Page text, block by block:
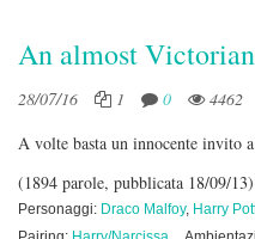
An almost
28/07/16 1 0 4462
A volte basta un innocente invito
(1894 parole, pubblicata 18/09/13)
Personaggi: Draco Malfoy, Harry